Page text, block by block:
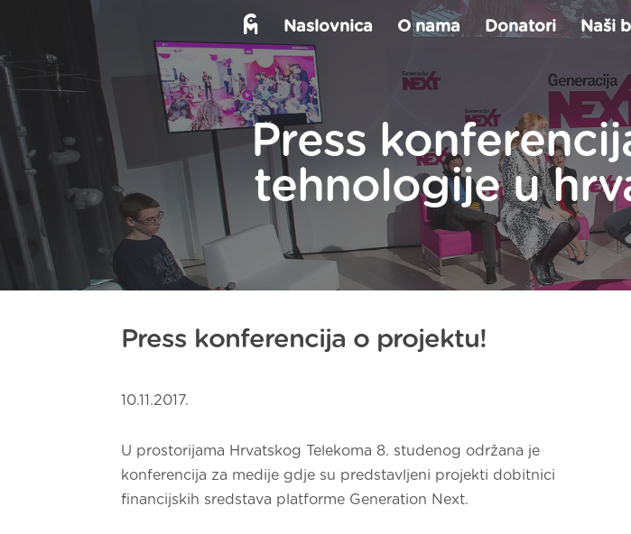
Naslovnica O nama Donatori Naši
Press
tehnologije u
Press konferencija o projektu!
10.11.2017.
U prostorijama Hrvatskog Telekoma 8. studenog održana je
konferencija za medije gdje su predstavljeni projekti dobitnici
financijskih sredstava platforme Generation Next.